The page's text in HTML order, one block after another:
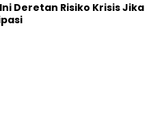
Deretan Risiko Krisis Jika